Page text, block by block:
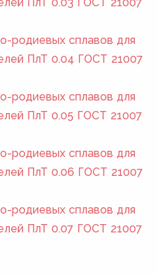
родиевых сплавов для
ПлТ 0.04 ГОСТ 21007
родиевых сплавов для
ПлТ 0.05 ГОСТ 21007
родиевых сплавов для
ПлТ 0.06 ГОСТ 21007
родиевых сплавов для
ПлТ 0.07 ГОСТ 21007